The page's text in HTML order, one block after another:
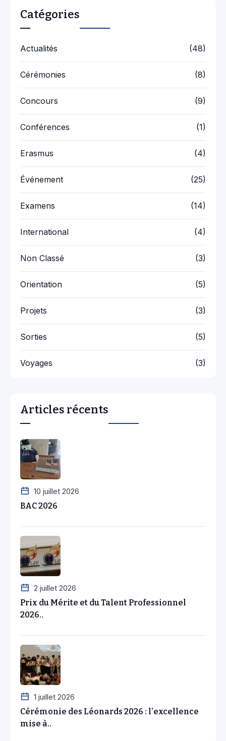
Catégories
Actualités (48)
Cérémonies (8)
Concours (9)
Conférences (1)
Erasmus (4)
Événement (25)
Examens (14)
International (4)
Non Classé (3)
Orientation (5)
Projets (3)
Sorties (5)
Voyages (3)
Articles récents
10 juillet 2026
BAC 2026
2 juillet 2026
Prix du Mérite et du Talent Professionnel
2026..
1 juillet 2026
Cérémonie des Léonards 2026 : l’excellence
mise à..